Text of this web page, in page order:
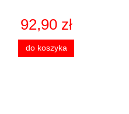
92,90 zł
do koszyka